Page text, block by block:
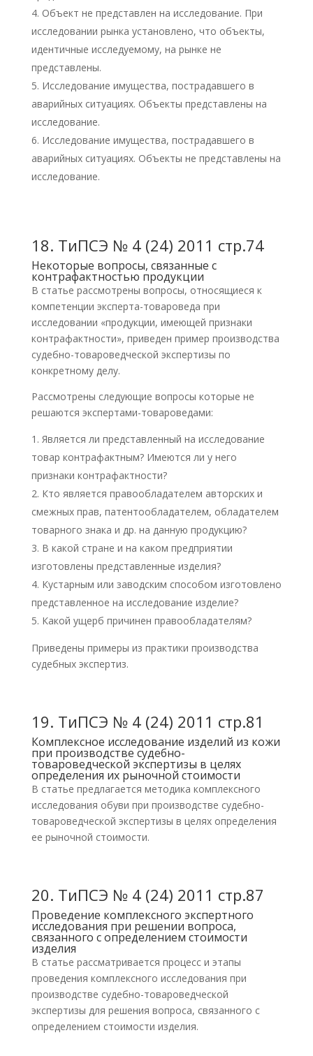
Объект не представлен на исследование. При
исследовании рынка установлено, что объекты,
идентичные исследуемому, на рынке не
представлены.
Исследование имущества, пострадавшего в
аварийных ситуациях. Объекты представлены на
исследование.
Исследование имущества, пострадавшего в
аварийных ситуациях. Объекты не представлены на
исследование.
18. ТиПСЭ № 4 (24) 2011 стр.74
Некоторые вопросы, связанные с
контрафактностью продукции
В статье рассмотрены вопросы, относящиеся к
компетенции эксперта-товароведа при
исследовании «продукции, имеющей признаки
контрафактности», приведен пример производства
судебно-товароведческой экспертизы по
конкретному делу.
Рассмотрены следующие вопросы которые не
решаются экспертами-товароведами:
Является ли представленный на исследование
товар контрафактным? Имеются ли у него
признаки контрафактности?
Кто является правообладателем авторских и
смежных прав, патентообладателем, обладателем
товарного знака и др. на данную продукцию?
В какой стране и на каком предприятии
изготовлены представленные изделия?
Кустарным или заводским способом изготовлено
представленное на исследование изделие?
Какой ущерб причинен правообладателям?
Приведены примеры из практики производства
судебных экспертиз.
19. ТиПСЭ № 4 (24) 2011 стр.81
Комплексное исследование изделий из кожи
при производстве судебно-
товароведческой экспертизы в целях
определения их рыночной стоимости
В статье предлагается методика комплексного
исследования обуви при производстве судебно-
товароведческой экспертизы в целях определения
ее рыночной стоимости.
20. ТиПСЭ № 4 (24) 2011 стр.87
Проведение комплексного экспертного
исследования при решении вопроса,
связанного с определением стоимости
изделия
В статье рассматривается процесс и этапы
проведения комплексного исследования при
производстве судебно-товароведческой
экспертизы для решения вопроса, связанного с
определением стоимости изделия.